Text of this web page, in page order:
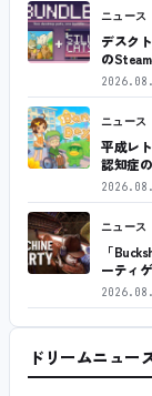
ニュース
デスク
の
ニュース
平成レ
認知症
ニュース
「
ーティ
ドリームニュー